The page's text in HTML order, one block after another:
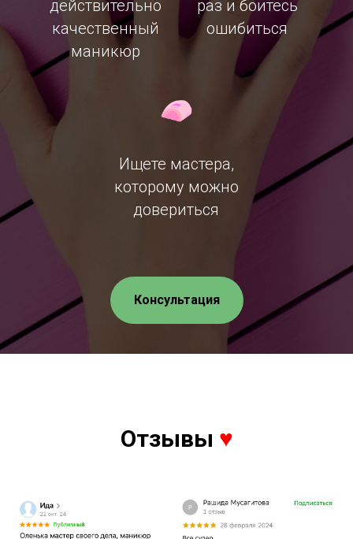
действительно
качественный
маникюр
раз и боитесь
ошибиться
Ищете мастера,
которому можно
довериться
Консультация
Отзывы ♥